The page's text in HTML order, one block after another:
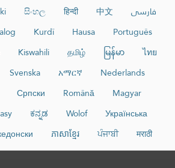
සිංහල हिन्दी 中文
فارسی
Kurdî Hausa
Português
Kiswahili தமிழ் မြန်မာ
ไทย
Svenska አማርኛ
Nederlands
Српски Română
Magyar
ಕನ್ನಡ Wolof
Українська
ភាសាខ្មែរ ਪੰਜਾਬੀ मराठी